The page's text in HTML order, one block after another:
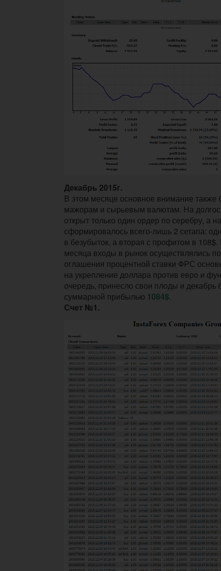
Декабрь 2015г.
В этом месяце основное внимание также
мажорам и сырьевым валютам. На
открыт только один ордер по серебру, а
сформировалось всего-лишь 2 сетапа:
в безубыток, а вторая с профитом в
месяца входы в рынок осуществлялись
оглашения процентной ставки ФРС
на укрепление доллара против евро и
очередь, принесло свои плоды и декабрь
суммарной прибылью 1084$.
Счет №1.